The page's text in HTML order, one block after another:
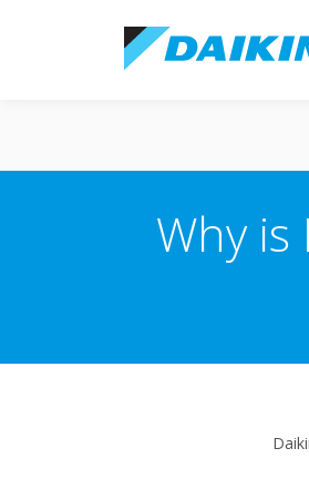
Why